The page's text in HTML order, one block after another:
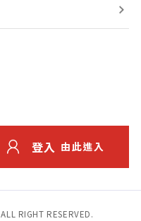
登入 由此進入
RIGHT RESERVED.